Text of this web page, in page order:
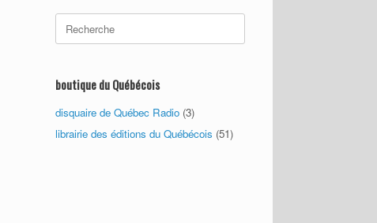
Search
for:
boutique du Québécois
disquaire de Québec Radio (3)
librairie des éditions du Québécois (51)